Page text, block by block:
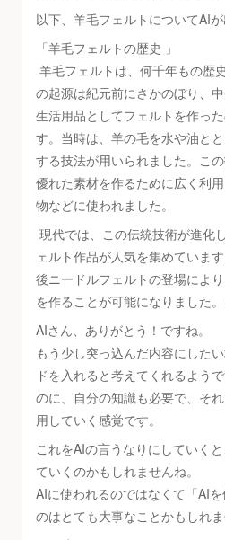
以下、羊毛フェルトについてAIが
「羊毛フェルトの歴史 」
羊毛フェルトは、何千年もの歴
の起源は紀元前にさかのぼり、
生活用品としてフェルトを作っ
す。当時は、羊の毛を水や油と
する技法が用いられました。こ
優れた素材を作るために広く利
物などに使われました。
現代では、この伝統技術が進化
ェルト作品が人気を集めていま
後ニードルフェルトの登場によ
を作ることが可能になりました
AIさん、ありがとう！ですね。
もう少し突っ込んだ内容にした
ドを入れると考えてくれるよう
のに、自分の知識も必要で、そ
用していく感覚です。
これをAIの言うなりにしていく
ていくのかもしれませんね。
AIに使われるのではなくて「AI
のはとても大事なことかもしれま